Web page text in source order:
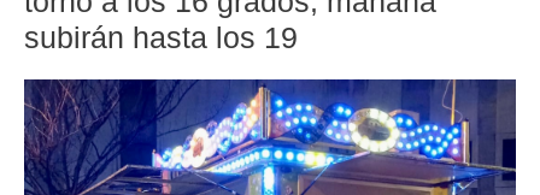
subirán hasta los 19